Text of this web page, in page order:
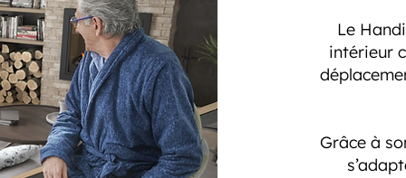
Le
intérieur
Grâce à